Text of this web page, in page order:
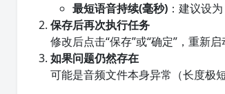
最短语音持续(毫秒) ：建议设为
保存后再次执行任务
修改后点击“保存”或“确定”，重新启
如果问题仍然存在
可能是音频文件本身异常（长度极